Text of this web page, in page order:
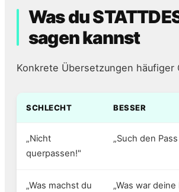
Was du
sagen kannst
Konkrete Übersetzungen häufiger
SCHLECHT BESSER
„Nicht
querpassen!"
„Such den
„Was machst du
„Was war deine